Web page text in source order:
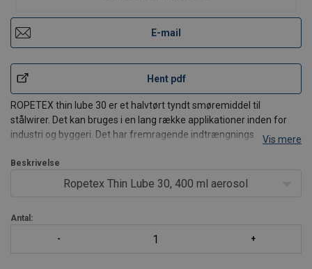
E-mail
Hent pdf
ROPETEX thin lube 30 er et halvtørt tyndt smøremiddel til
stålwirer. Det kan bruges i en lang række applikationer inden for
industri og byggeri. Det har fremragende indtrængnings- og
arbejdsforhold, hvor det minimerer slid mel
Vis mere
Beskrivelse
Ropetex Thin Lube 30, 400 ml aerosol
Antal: